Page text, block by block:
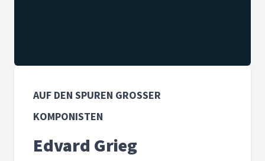
AUF DEN SPUREN GROSSER K
OMPONISTEN
Edvard Grieg